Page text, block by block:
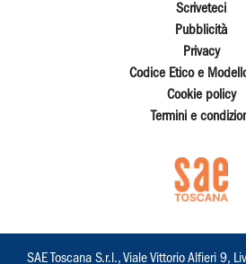
Scriveteci
Pubblicità
Privacy
Codice Etico e
Cookie policy
Termini e
SAE Toscana S.r.l., Viale Vittorio Alfieri 9,